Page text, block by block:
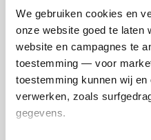
We gebruiken cookies en
onze website goed te laten
website en campagnes te
toestemming — voor
toestemming kunnen wij
verwerken, zoals
gegevens.
Ik wil bijdragen
en betaal €0.75 extra.